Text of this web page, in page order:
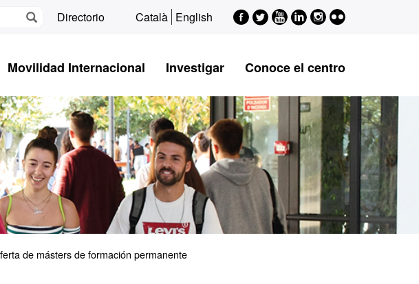
Directorio Català English Facebook
Twitter
Youtube
LinkedIn
Instagram
Flickr
Movilidad Internacional Investigar Conoce el centro
de másters de formación permanente